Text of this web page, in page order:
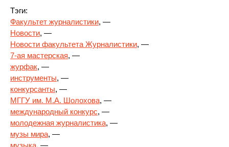
Тэги:
Факультет журналистики, —
Новости, —
Новости факультета Журналистики, —
7-ая мастерская, —
журфак, —
инструменты, —
конкурсанты, —
МГГУ им. М.А. Шолохова, —
международный конкурс, —
молодежная журналистика, —
музы мира, —
музыка, —